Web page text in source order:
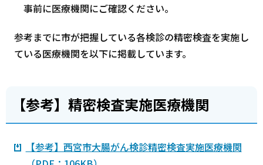
事前に医療機関にご確認ください。
参考までに市が把握している各検診の精密検査を実施し
ている医療機関を以下に掲載しています。
【参考】精密検査実施医療機関
【参考】西宮市大腸がん検診精密検査実施医療機関